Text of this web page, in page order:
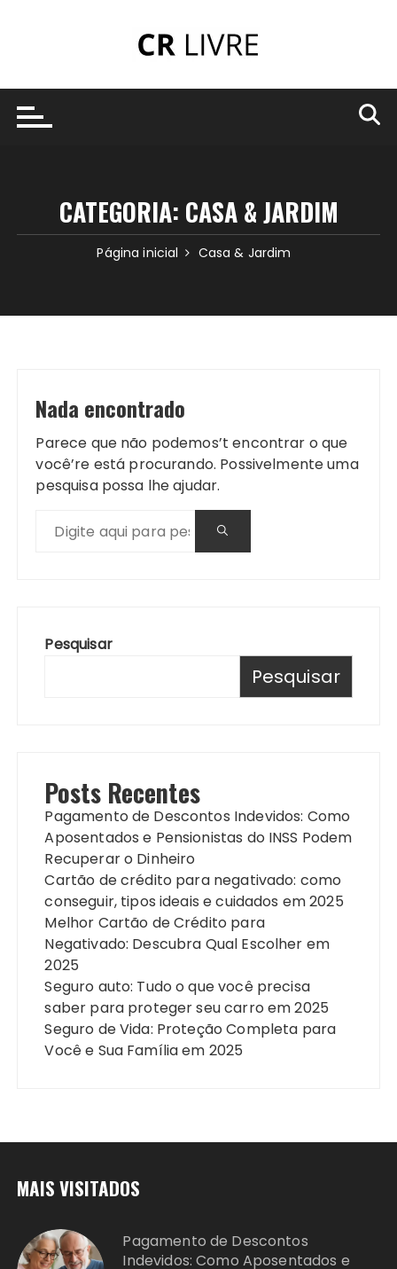
CATEGORIA: CASA & JARDIM
Página inicial Casa & Jardim
Nada encontrado
Parece que não podemos’t encontrar o que
você’re está procurando. Possivelmente uma
pesquisa possa lhe ajudar.
Pesquisar
Pesquisar
Posts Recentes
Pagamento de Descontos Indevidos: Como
Aposentados e Pensionistas do INSS Podem
Recuperar o Dinheiro
Cartão de crédito para negativado: como
conseguir, tipos ideais e cuidados em 2025
Melhor Cartão de Crédito para
Negativado: Descubra Qual Escolher em
2025
Seguro auto: Tudo o que você precisa
saber para proteger seu carro em 2025
Seguro de Vida: Proteção Completa para
Você e Sua Família em 2025
MAIS VISITADOS
Pagamento de Descontos
Indevidos: Como Aposentados e